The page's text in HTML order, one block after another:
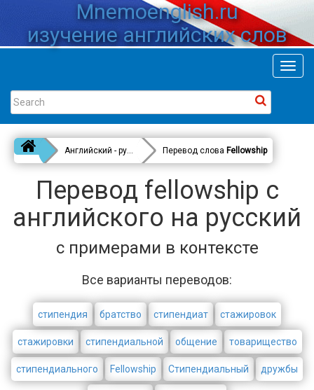
Mnemoenglish.ru
изучение английских слов
Английский - русский Перевод слова Fellowship
Перевод fellowship с
английского на русский
с примерами в контексте
Все варианты переводов:
стипендия братство стипендиат стажировок
стажировки стипендиальной общение товарищество
стипендиального Fellowship Стипендиальный дружбы